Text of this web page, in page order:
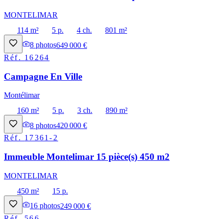
MONTELIMAR
114 m²
5 p. 4 ch.
801 m²
8 photos649 000 €
Réf. 16264
Campagne En Ville
Montélimar
160 m²
5 p. 3 ch.
890 m²
8 photos420 000 €
Réf. 17361-2
Immeuble Montelimar 15 pièce(s) 450 m2
MONTELIMAR
450 m²
15 p.
16 photos249 000 €